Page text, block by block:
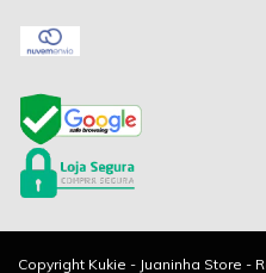
Copyright Kukie - Juaninha Store -